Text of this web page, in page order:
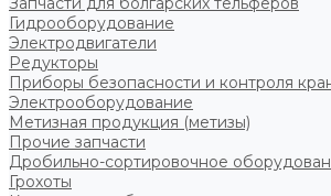
Гидрооборудование
Электродвигатели
Редукторы
Приборы безопасности и контроля
Электрооборудование
Метизная продукция (метизы)
Прочие запчасти
Дробильно-сортировочное
Грохоты